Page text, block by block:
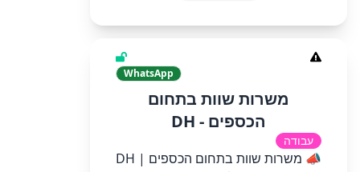
WhatsApp
משרות שוות בתחום
הכספים - DH
עבודה
📣 משרות שוות בתחום הכספים | DH